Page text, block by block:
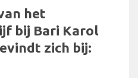
het
bij Bari Karol
zich bij: